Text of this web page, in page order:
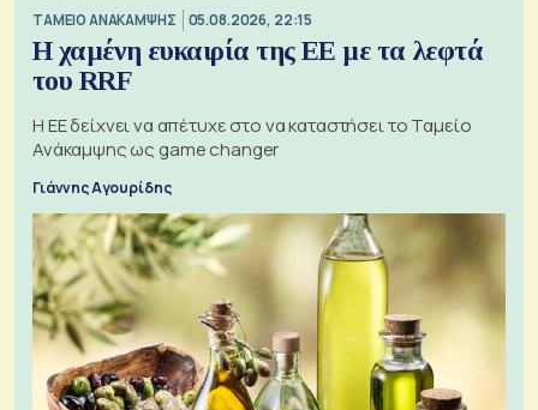
ΤΑΜΕΙΟ ΑΝΑΚΑΜΨΗΣ 05.08.2026, 22:15
Η χαμένη ευκαιρία της ΕΕ με τα λεφτά
του RRF
Η ΕΕ δείχνει να απέτυχε στο να καταστήσει το Ταμείο
Ανάκαμψης ως game changer
Γιάννης Αγουρίδης